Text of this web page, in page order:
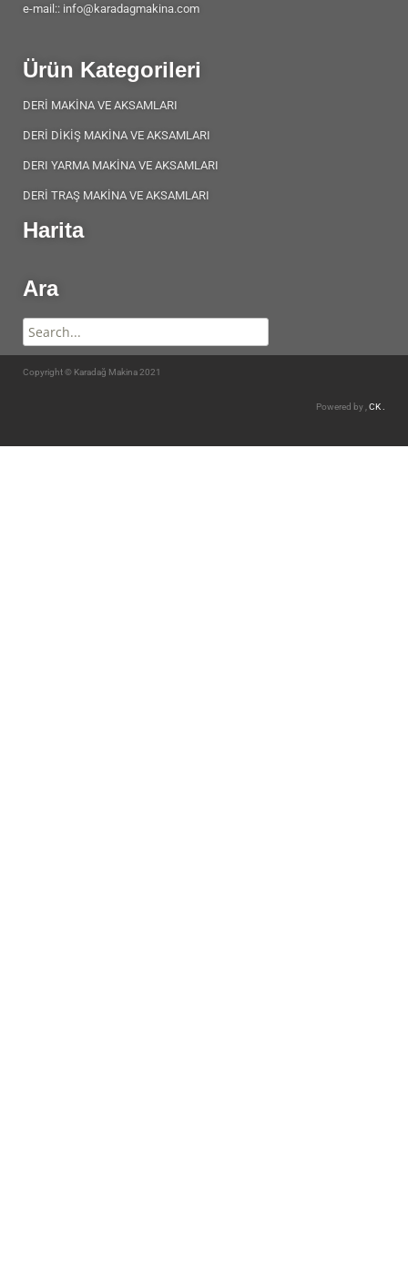
e-mail:: info@karadagmakina.com
Ürün Kategorileri
DERİ MAKİNA VE AKSAMLARI
DERİ DİKİŞ MAKİNA VE AKSAMLARI
DERI YARMA MAKİNA VE AKSAMLARI
DERİ TRAŞ MAKİNA VE AKSAMLARI
Harita
Ara
Copyright © Karadağ Makina 2021
Powered by , CK .